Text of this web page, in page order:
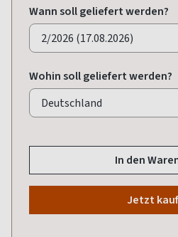
Wann soll geliefert werden?
Wohin soll geliefert werden?
In den
Jetzt